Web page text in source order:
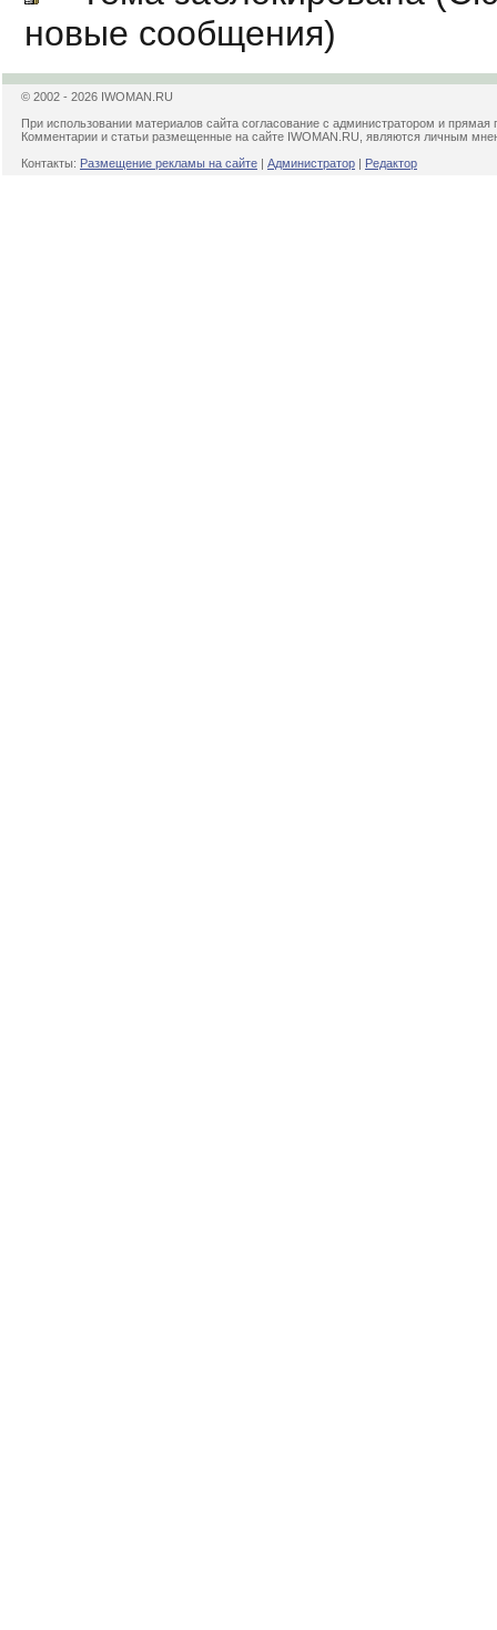
новые сообщения)
© 2002 - 2026 IWOMAN.RU
При использовании материалов сайта согласование с администратором и прямая
Комментарии и статьи размещенные на сайте IWOMAN.RU, являются личным
Контакты: Размещение рекламы на сайте | Администратор | Редактор